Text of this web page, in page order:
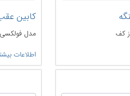
کابین
مدل فولکسی 160
اطلاعات